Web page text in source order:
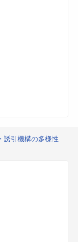
誘引機構の多様性